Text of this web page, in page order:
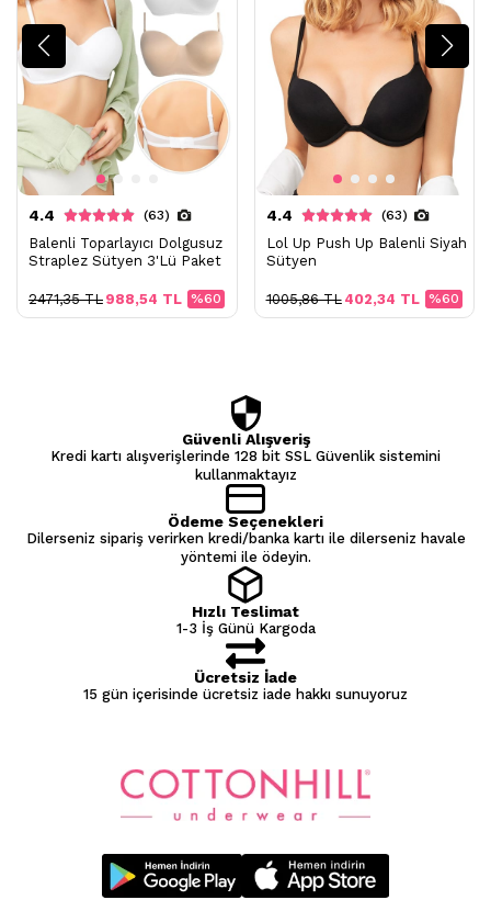
4.4 (63)
Balenli Toparlayıcı Dolgusuz
Straplez Sütyen 3'Lü Paket
%60
988,54 TL
2471,35 TL
4.4 (63)
Lol Up Push Up Balenli Siyah
Sütyen
%60
402,34 TL
1005,86 TL
Güvenli Alışveriş
Kredi kartı alışverişlerinde 128 bit SSL Güvenlik sistemini
kullanmaktayız
Ödeme Seçenekleri
Dilerseniz sipariş verirken kredi/banka kartı ile dilerseniz havale
yöntemi ile ödeyin.
Hızlı Teslimat
1-3 İş Günü Kargoda
Ücretsiz İade
15 gün içerisinde ücretsiz iade hakkı sunuyoruz